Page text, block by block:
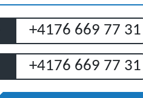
+4176 669 77 31
+4176 669 77 31